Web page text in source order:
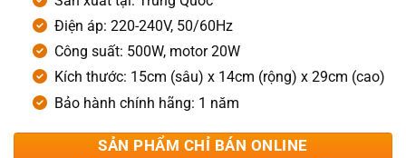
Điện áp: 220-240V, 50/60Hz
Công suất: 500W, motor 20W
Kích thước: 15cm (sâu) x 14cm (rộng) x 29cm (cao)
Bảo hành chính hãng: 1 năm
SẢN PHẨM CHỈ BÁN ONLINE